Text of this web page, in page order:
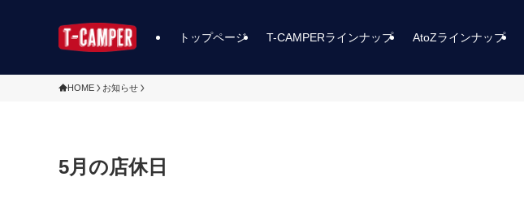
トップページ T-CAMPERラインナップ AtoZラインナップ
HOME お知らせ
5月の店休日